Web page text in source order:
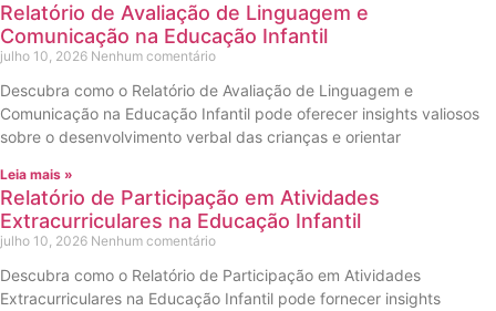
Relatório de Avaliação de Linguagem e
Comunicação na Educação Infantil
julho 10, 2026 Nenhum comentário
Descubra como o Relatório de Avaliação de Linguagem e
Comunicação na Educação Infantil pode oferecer insights valiosos
sobre o desenvolvimento verbal das crianças e orientar
Leia mais »
Relatório de Participação em Atividades
Extracurriculares na Educação Infantil
julho 10, 2026 Nenhum comentário
Descubra como o Relatório de Participação em Atividades
Extracurriculares na Educação Infantil pode fornecer insights